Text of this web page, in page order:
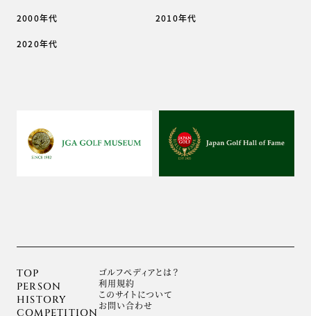
2000年代 2010年代
2020年代
TOP
PERSON
HISTORY
COMPETITION
ゴルフぺディアとは？
利用規約
このサイトについて
お問い合わせ